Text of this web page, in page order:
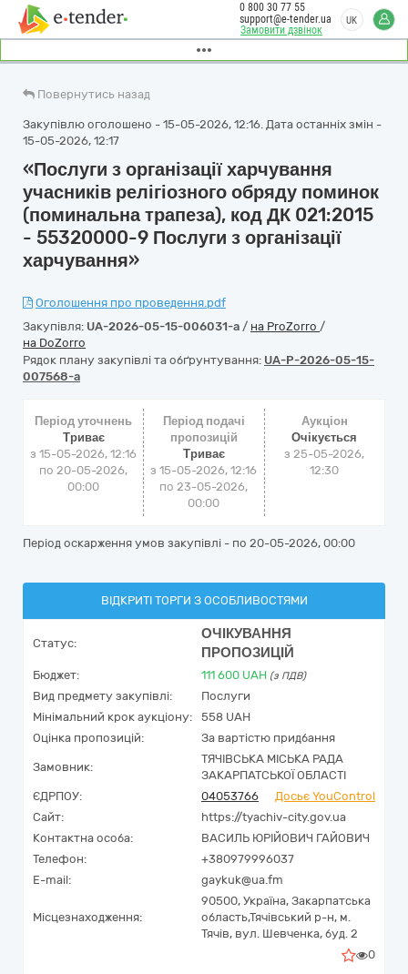
Замовити дзвінок
0 800 30 77 55
support@e-tender.ua
UK
Повернутись назад
Закупівлю оголошено - 15-05-2026, 12:16. Дата останніх змін -
15-05-2026, 12:17
«Послуги з організації харчування
учасників релігіозного обряду поминок
(поминальна трапеза), код ДК 021:2015
- 55320000-9 Послуги з організації
харчування»
Оголошення про проведення.pdf
Закупівля: UA-2026-05-15-006031-a / на ProZorro /
на DoZorro
Рядок плану закупівлі та обґрунтування: UA-P-2026-05-15-
007568-a
Період уточнень
Триває
з 15-05-2026, 12:16
по 20-05-2026,
00:00
Період подачі
пропозицій
Триває
з 15-05-2026, 12:16
по 23-05-2026,
00:00
Аукціон
Очікується
з25-05-2026,
12:30
Період оскарження умов закупівлі - по 20-05-2026, 00:00
ВІДКРИТІ ТОРГИ З ОСОБЛИВОСТЯМИ
Статус:
ОЧІКУВАННЯ
ПРОПОЗИЦІЙ
Бюджет: 111 600 UAH (з ПДВ)
Вид предмету закупівлі:
Послуги
Мінімальний крок аукціону:
558 UAH
Оцінка пропозицій:
За вартістю придбання
Замовник:
ТЯЧІВСЬКА МІСЬКА РАДА
ЗАКАРПАТСЬКОЇ ОБЛАСТІ
ЄДРПОУ:
04053766
Досьє YouControl
Сайт:
https://tyachiv-city.gov.ua
Контактна особа:
ВАСИЛЬ ЮРІЙОВИЧ ГАЙОВИЧ
Телефон:
+380979996037
E-mail:
gaykuk@ua.fm
Місцезнаходження:
90500, Україна, Закарпатська
область,Тячівський р-н, м.
Тячів, вул. Шевченка, буд. 2
0